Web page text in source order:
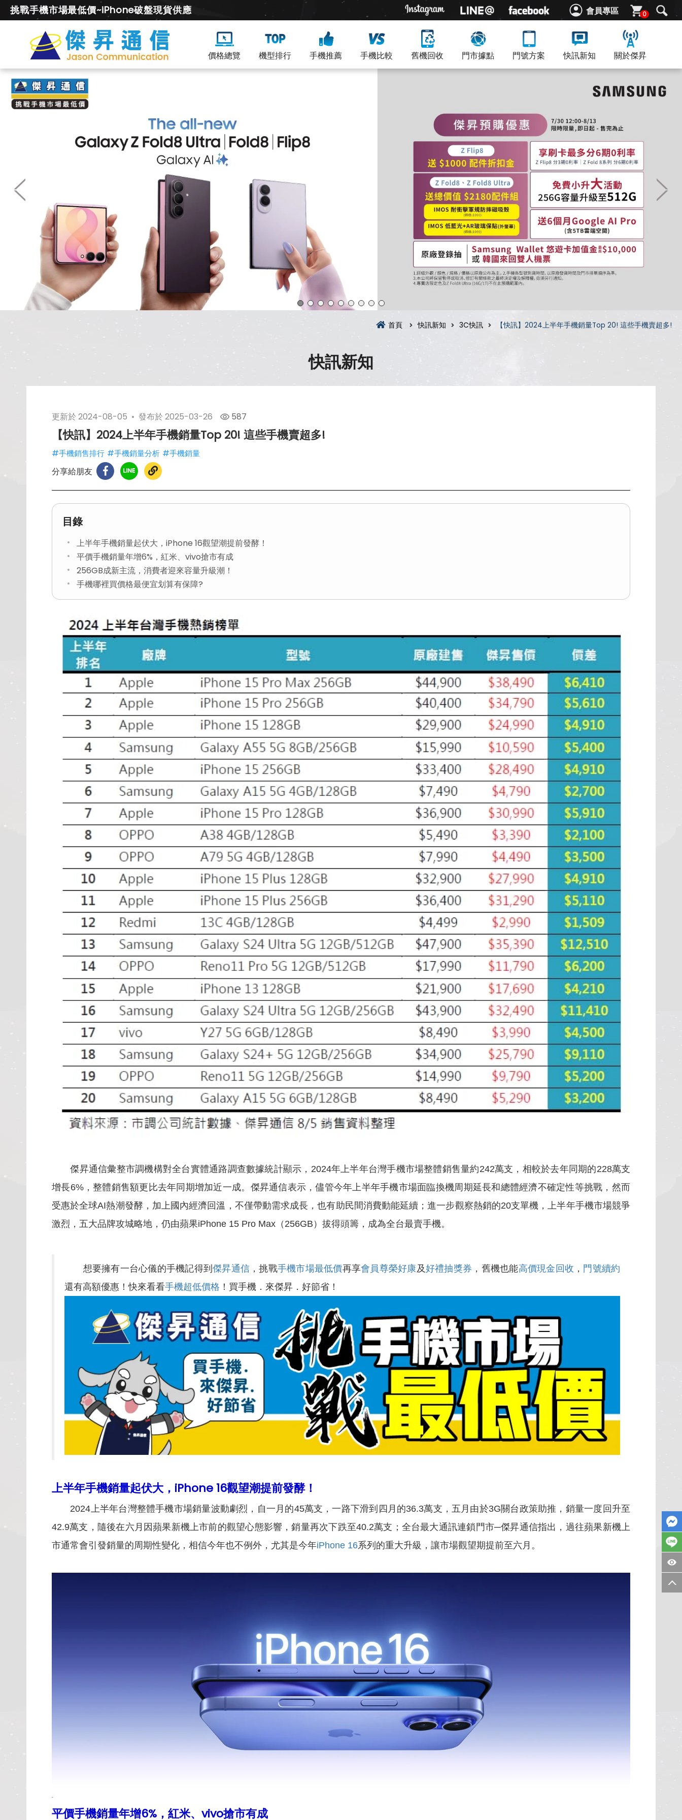
會員專區 0
挑戰手機市場最低價~iPhone破盤現貨供應
價格總覽 機型排行 手機推薦 手機比較 舊機回收 門市據點 門號方案 快訊新知 關於傑昇
首頁 快訊新知 3C快訊 【快訊】2024上半年手機銷量Top 20! 這些手機賣超多!
快訊新知
更新於 2024-08-05 發布於 2025-03-26 587
【快訊】2024上半年手機銷量Top 20! 這些手機賣超多!
#手機銷售排行 #手機銷量分析 #手機銷量
分享給朋友
目錄
上半年手機銷量起伏大，iPhone 16觀望潮提前發酵！
平價手機銷量年增6%，紅米、vivo搶市有成
256GB成新主流，消費者迎來容量升級潮！
手機哪裡買價格最便宜划算有保障?
傑昇通信彙整市調機構對全台實體通路調查數據統計顯示，2024年上半年台灣手機市場整體銷售量約242萬支，相較於去年同期的228萬支
增長6%，整體銷售額更比去年同期增加近一成。傑昇通信表示，儘管今年上半年手機市場面臨換機周期延長和總體經濟不確定性等挑戰，然而
受惠於全球AI熱潮發酵，加上國內經濟回溫，不僅帶動需求成長，也有助民間消費動能延續；進一步觀察熱銷的20支單機，上半年手機市場競爭
激烈，五大品牌攻城略地，仍由蘋果iPhone 15 Pro Max（256GB）拔得頭籌，成為全台最賣手機。
想要擁有一台心儀的手機記得到傑昇通信 ，挑戰手機市場最低價再享會員尊榮好康及好禮抽獎券 ，舊機也能高價現金回收 ， 門號續約
還有高額優惠！快來看看手機超低價格 ！買手機．來傑昇．好節省！
上半年手機銷量起伏大，iPhone 16觀望潮提前發酵！
2024 上半年台灣整體手機市場銷量波動劇烈，自一月的45萬支，一路下滑到四月的36.3萬支，五月由於3G關台政策助推，銷量一度回升至
42.9萬支，隨後在六月因蘋果新機上市前的觀望心態影響，銷量再次下跌至40.2萬支；全台最大通訊連鎖門市─傑昇通信指出，過往蘋果新機上
市通常會引發銷量的周期性變化，相信今年也不例外，尤其是今年iPhone 16系列的重大升級，讓市場觀望期提前至六月。
平價手機銷量年增6%，紅米、vivo搶市有成